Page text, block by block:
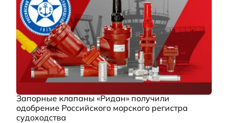
Запорные клапаны «Ридан» получили
одобрение Российского морского регистра
судоходства